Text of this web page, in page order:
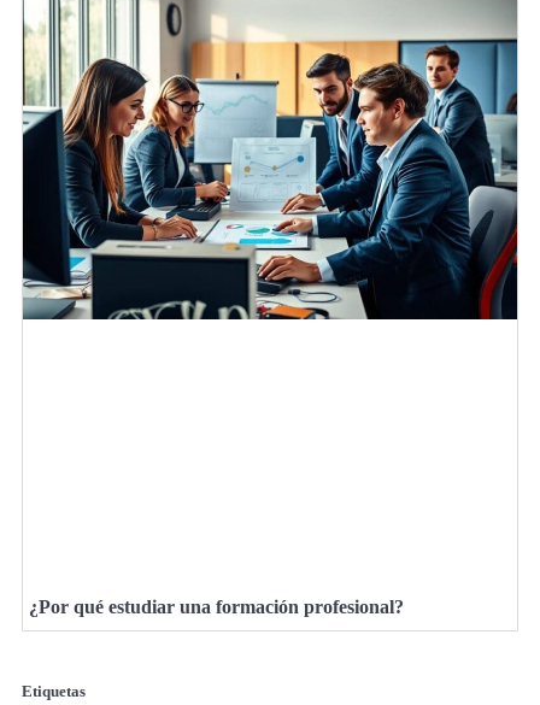
¿Por qué estudiar una formación profesional?
Etiquetas